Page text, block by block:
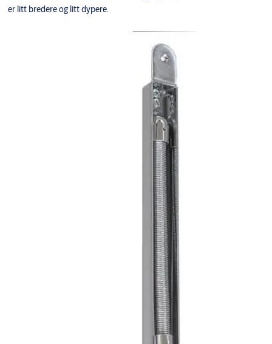
er litt bredere og litt dypere.